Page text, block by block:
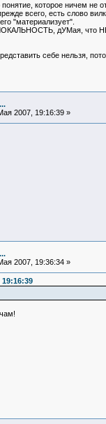
которое ничем не
всего, есть слово
"материализует".
дУМая, что
себе нельзя,
2007, 19:16:39 »
2007, 19:36:34 »